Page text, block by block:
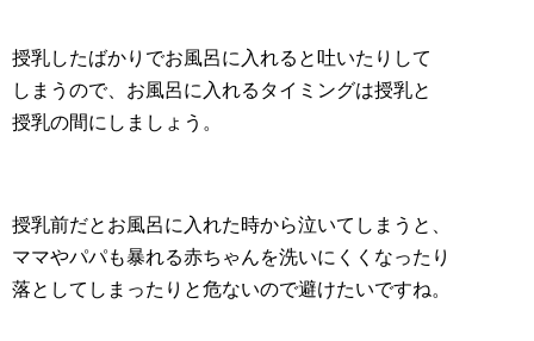
授乳したばかりでお風呂に入れると吐いたりして
しまうので、お風呂に入れるタイミングは授乳と
授乳の間にしましょう。
授乳前だとお風呂に入れた時から泣いてしまうと、
ママやパパも暴れる赤ちゃんを洗いにくくなったり
落としてしまったりと危ないので避けたいですね。